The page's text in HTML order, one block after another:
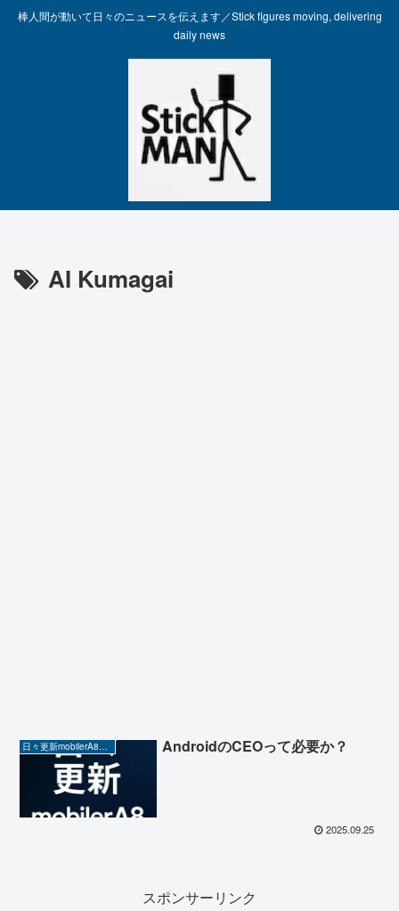
棒人間が動いて日々のニュースを伝えます／Stick figures moving, delivering
daily news
AI Kumagai
日々更新mobilerA8（Yahoo!ニュースを毎日ウォッチ） AndroidのCEOって必要か？
2025.09.25
スポンサーリンク